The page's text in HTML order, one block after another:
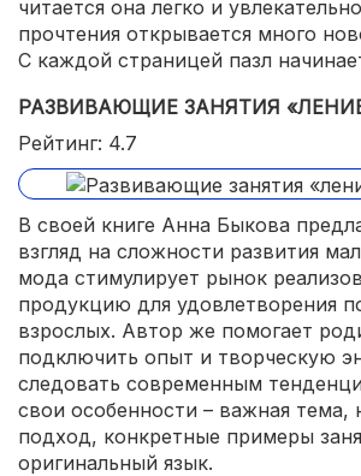
читается она легко и
прочтения открывается много
С каждой страницей пазл
РАЗВИВАЮЩИЕ ЗАНЯТИЯ
Рейтинг: 4.7
В своей книге Анна Быкова
взгляд на сложности развития
мода стимулирует рынок
продукцию для удовлетворения
взрослых. Автор же помогает
подключить опыт и творческую
следовать современным
свои особенности – важная тема,
подход, конкретные примеры
оригинальный язык.